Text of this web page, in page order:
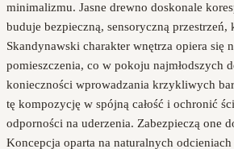
minimalizmu. Jasne drewno doskonale
buduje bezpieczną, sensoryczną
Skandynawski charakter wnętrza opiera się
pomieszczenia, co w pokoju najmłodszych
konieczności wprowadzania krzykliwych
tę kompozycję w spójną całość i ochronić
odporności na uderzenia. Zabezpieczą one
Koncepcja oparta na naturalnych